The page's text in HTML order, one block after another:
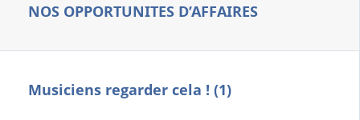
NOS OPPORTUNITES D’AFFAIRES
Musiciens regarder cela ! (1)